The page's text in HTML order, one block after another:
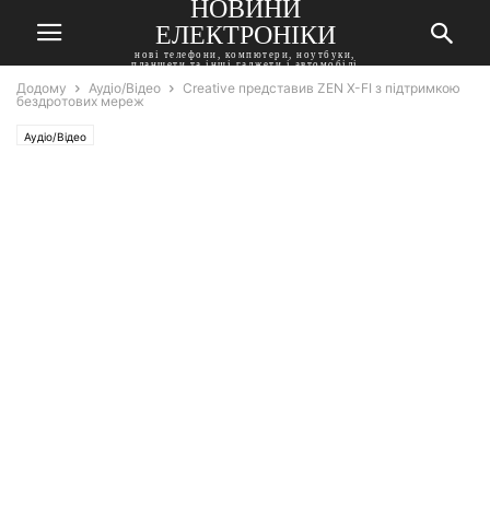
НОВИНИ
ЕЛЕКТРОНІКИ
нові телефони, компютери, ноутбуки,
планшети та інші гаджети і автомобілі
Додому Аудіо/Відео
Creative представив ZEN X-FI з підтримкою
бездротових мереж
Аудіо/Відео